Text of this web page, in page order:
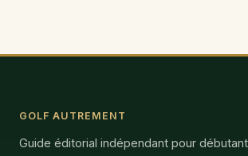
GOLF AUTREMENT
Guide éditorial indépendant pour